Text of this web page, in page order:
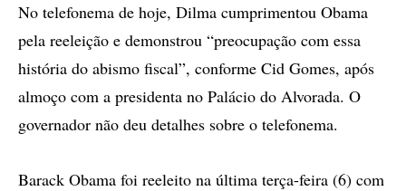
No telefonema de hoje, Dilma cumprimentou Obama
pela reeleição e demonstrou “preocupação com essa
história do abismo fiscal”, conforme Cid Gomes, após
almoço com a presidenta no Palácio do Alvorada. O
governador não deu detalhes sobre o telefonema.
Barack Obama foi reeleito na última terça-feira (6) com